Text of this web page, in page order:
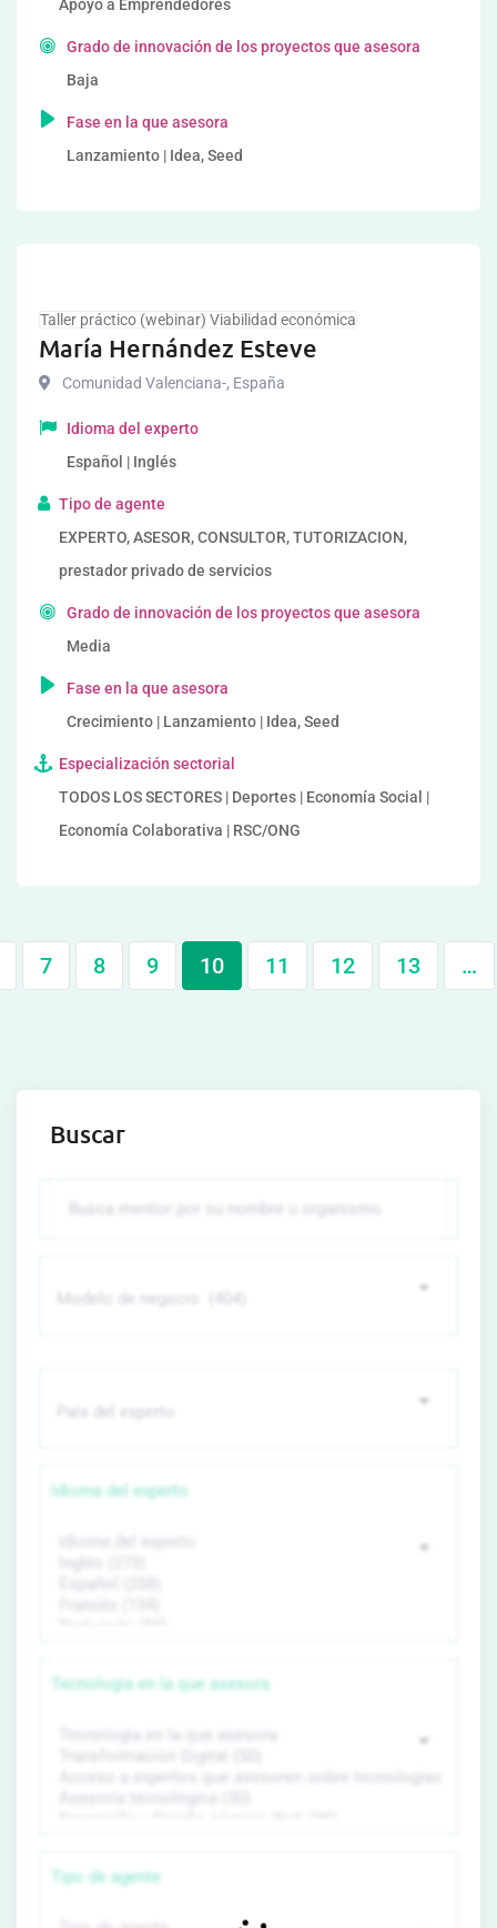
Apoyo a Emprendedores
Grado de innovación de los proyectos que asesora
Baja
Fase en la que asesora
Lanzamiento | Idea, Seed
Taller práctico (webinar) Viabilidad económica
María Hernández Esteve
Comunidad Valenciana-, España
Idioma del experto
Español | Inglés
Tipo de agente
EXPERTO, ASESOR, CONSULTOR, TUTORIZACION,
prestador privado de servicios
Grado de innovación de los proyectos que asesora
Media
Fase en la que asesora
Crecimiento | Lanzamiento | Idea, Seed
Especialización sectorial
TODOS LOS SECTORES | Deportes | Economía Social |
Economía Colaborativa | RSC/ONG
7 8 9 10 11 12 13 …
Buscar
Idioma del experto
Tecnología en la que asesora
Tipo de agente